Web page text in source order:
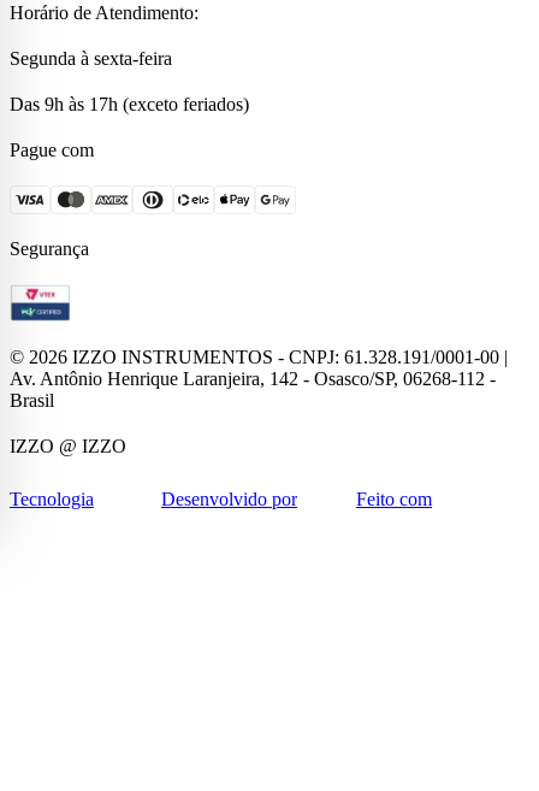
Horário de Atendimento:
Segunda à sexta-feira
Das 9h às 17h (exceto feriados)
Pague com
Segurança
© 2026 IZZO INSTRUMENTOS - CNPJ: 61.328.191/0001-00 |
Av. Antônio Henrique Laranjeira, 142 - Osasco/SP, 06268-112 -
Brasil
IZZO @ IZZO
Tecnologia Desenvolvido por Feito com